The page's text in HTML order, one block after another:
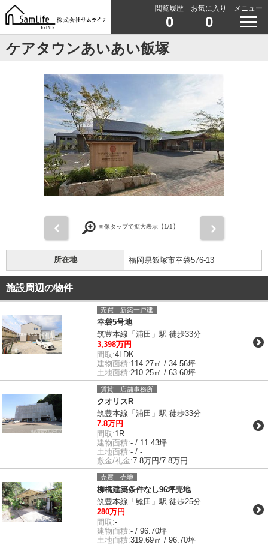
閲覧履歴
0
お気に入り
0
メニュー
ケアタウンあいあい飯塚
画像タップで拡大表示【1/1】
所在地 福岡県飯塚市幸袋576-13
施設周辺の物件
売買｜新築一戸建
幸袋5号地
筑豊本線「浦田」駅 徒歩33分
3,398万円
間取:4LDK
建物面積:114.27㎡ / 34.56坪
土地面積:210.25㎡ / 63.60坪
賃貸｜店舗事務所
クオリスR
筑豊本線「浦田」駅 徒歩33分
7.8万円
間取:1R
建物面積:- / 11.43坪
土地面積:- / -
敷金/礼金:7.8万円/7.8万円
売買｜売地
柳橋建築条件なし96坪売地
筑豊本線「鯰田」駅 徒歩25分
280万円
間取:-
建物面積:- / 96.70坪
土地面積:319.69㎡ / 96.70坪